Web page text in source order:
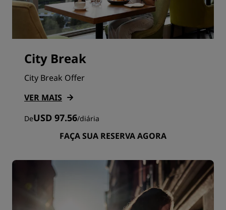
City Break
City Break Offer
VER MAIS
DeUSD 97.56/diária
FAÇA SUA RESERVA AGORA